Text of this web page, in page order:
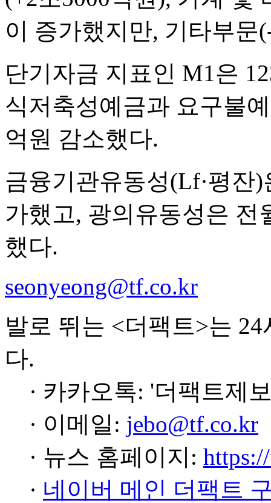
이 증가했지만, 기타부문
단기자금 지표인 M1은
식저축성예금과 요구불
억원 감소했다.
금융기관유동성(Lf·평잔
가했고, 광의유동성은 전
했다.
seonyeong@tf.co.kr
발로 뛰는 <더팩트>는
다.
· 카카오톡: '더팩트제
· 이메일: jebo@tf.co.kr
· 뉴스 홈페이지:
· 네이버 메인 더팩트